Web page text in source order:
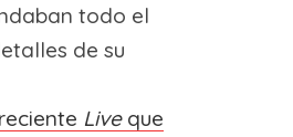
todo el
de su
Liveque